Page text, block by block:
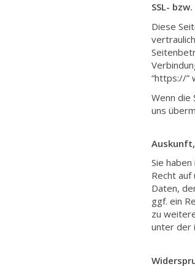
SSL-
Diese
“https://”
Wenn die
uns
Sie
Recht
Daten,
ggf. ein
zu
unter der